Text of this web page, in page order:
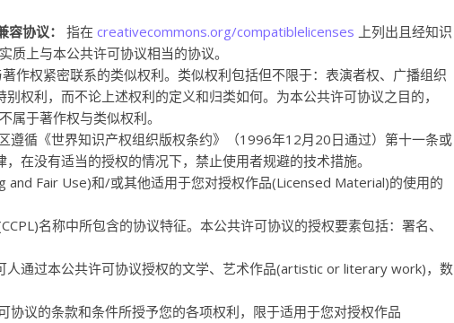
协议：
指在 creativecommons.org/compatiblelicenses 上列出且经知识
上与本公共许可协议相当的协议。
作权紧密联系的类似权利。类似权利包括但不限于：表演者权、广播组织
权利，而不论上述权利的定义和归类如何。为本公共许可协议之目的，
属于著作权与类似权利。
遵循《世界知识产权组织版权条约》（1996年12月20日通过）第十一条或
在没有适当的授权的情况下，禁止使用者规避的技术措施。
and Fair Use)和/或其他适用于您对授权作品(Licensed Material)的使用的
名称中所包含的协议特征。本公共许可协议的授权要素包括：署名、
人通过本公共许可协议授权的文学、艺术作品(artistic or literary work)，数
协议的条款和条件所授予您的各项权利，限于适用于您对授权作品